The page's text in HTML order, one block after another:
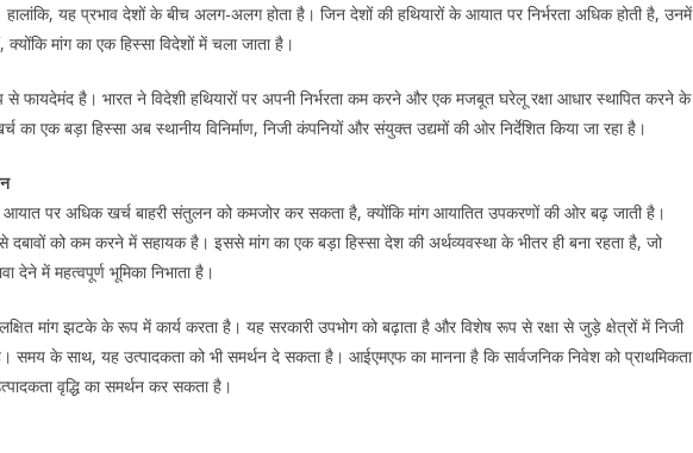
हालांकि, यह प्रभाव देशों के बीच अलग-अलग होता है। जिन देशों की हथियारों के आयात पर निर्भरता अधिक होती है, उनमें
क्योंकि मांग का एक हिस्सा विदेशों में चला जाता है।
फायदेमंद है। भारत ने विदेशी हथियारों पर अपनी निर्भरता कम करने और एक मजबूत घरेलू रक्षा आधार स्थापित करने के
का एक बड़ा हिस्सा अब स्थानीय विनिर्माण, निजी कंपनियों और संयुक्त उद्यमों की ओर निर्देशित किया जा रहा है।
पर अधिक खर्च बाहरी संतुलन को कमजोर कर सकता है, क्योंकि मांग आयातित उपकरणों की ओर बढ़ जाती है।
दबावों को कम करने में सहायक है। इससे मांग का एक बड़ा हिस्सा देश की अर्थव्यवस्था के भीतर ही बना रहता है, जो
देने में महत्वपूर्ण भूमिका निभाता है।
लक्षित मांग झटके के रूप में कार्य करता है। यह सरकारी उपभोग को बढ़ाता है और विशेष रूप से रक्षा से जुड़े क्षेत्रों में निजी
समय के साथ, यह उत्पादकता को भी समर्थन दे सकता है। आईएमएफ का मानना है कि सार्वजनिक निवेश को प्राथमिकता
वृद्धि का समर्थन कर सकता है।